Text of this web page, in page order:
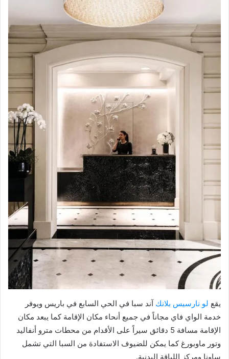
يقع لو نارسيس بلانك آند سبا في الحي السابع في باريس ويوفر
خدمة الواي فاي مجاناً في جميع أنحاء مكان الإقامة كما يبعد مكان
الإقامة مسافة 5 دقائق سيراً على الأقدام من محطات مترو أنفاليد
وتور ماوبورغ كما يمكن للضيوف الاستفادة من السبا التي تشمل
ساونا ومركز اللياقة البدنية.